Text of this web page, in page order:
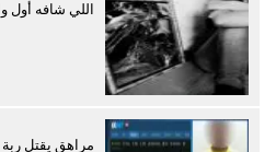
اللي شافه أول
مراهق يقتل